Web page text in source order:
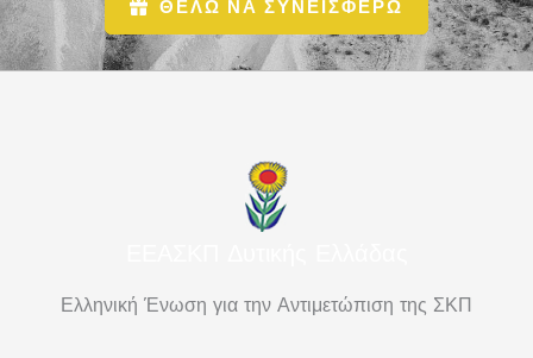
ΘΕΛΩ ΝΑ ΣΥΝΕΙΣΦΕΡΩ
Ελληνική Ένωση για την Αντιμετώπιση της ΣΚΠ